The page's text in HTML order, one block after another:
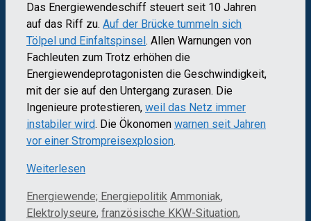
Das Energiewendeschiff steuert seit 10 Jahren
auf das Riff zu. Auf der Brücke tummeln sich
Tölpel und Einfaltspinsel . Allen Warnungen von
Fachleuten zum Trotz erhöhen die
Energiewendeprotagonisten die Geschwindigkeit,
mit der sie auf den Untergang zurasen. Die
Ingenieure protestieren, weil das Netz immer
instabiler wird. Die Ökonomen warnen seit Jahren
vor einer Strompreisexplosion.
Weiterlesen
Kategorien
Energiewende; Energiepolitik Schlagwörter
Ammoniak,
Elektrolyseure, französische KKW-Situation,